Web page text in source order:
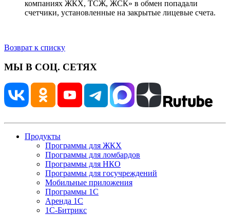
компаниях ЖКХ, ТСЖ, ЖСК» в обмен попадали
счетчики, установленные на закрытые лицевые счета.
Возврат к списку
МЫ В СОЦ. СЕТЯХ
Продукты
Программы для ЖКХ
Программы для ломбардов
Программы для НКО
Программы для госучреждений
Мобильные приложения
Программы 1С
Аренда 1С
1С-Битрикс